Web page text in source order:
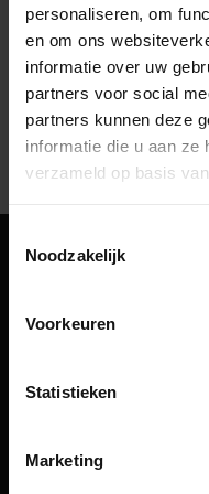
personaliseren, om
en om ons
informatie over uw
partners voor social
partners kunnen deze
informatie die u aan ze
verzameld op basis
Noodzakelijk
Voorkeuren
Statistieken
Marketing
bekijk
Misschien ook
Gerelateerde